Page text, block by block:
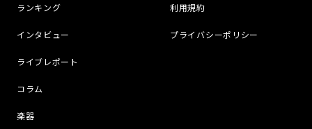
ランキング
インタビュー
ライブレポート
コラム
楽器
利用規約
プライバシーポリシー